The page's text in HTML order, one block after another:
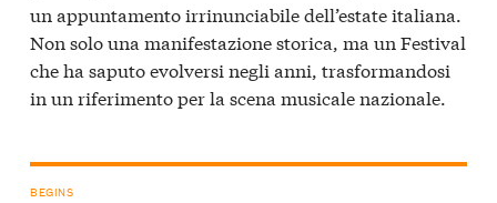
un appuntamento irrinunciabile dell’estate italiana.
Non solo una manifestazione storica, ma un Festival
che ha saputo evolversi negli anni, trasformandosi
in un riferimento per la scena musicale nazionale.
BEGINS